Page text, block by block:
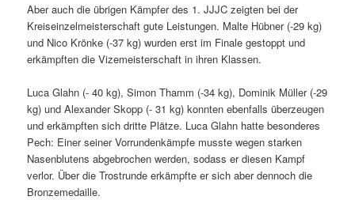
Aber auch die übrigen Kämpfer des 1. JJJC zeigten bei der
Kreiseinzelmeisterschaft gute Leistungen. Malte Hübner (-29 kg)
und Nico Krönke (-37 kg) wurden erst im Finale gestoppt und
erkämpften die Vizemeisterschaft in ihren Klassen.
Luca Glahn (- 40 kg), Simon Thamm (-34 kg), Dominik Müller (-29
kg) und Alexander Skopp (- 31 kg) konnten ebenfalls überzeugen
und erkämpften sich dritte Plätze. Luca Glahn hatte besonderes
Pech: Einer seiner Vorrundenkämpfe musste wegen starken
Nasenblutens abgebrochen werden, sodass er diesen Kampf
verlor. Über die Trostrunde erkämpfte er sich aber dennoch die
Bronzemedaille.